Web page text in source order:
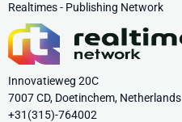
Realtimes - Publishing Network
Innovatieweg 20C
7007 CD, Doetinchem, Netherlands
+31(315)-764002